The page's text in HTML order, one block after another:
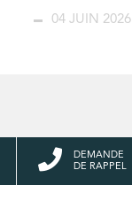
04 JUIN 2026
DEMANDE
DE RAPPEL